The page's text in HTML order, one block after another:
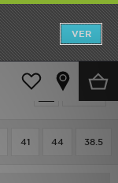
VER
41 44 38.5